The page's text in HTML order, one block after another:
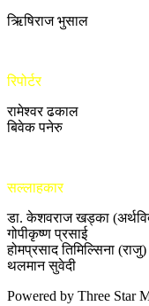
ऋिषिराज भुसाल
रिपोर्टर
रामेश्वर ढकाल
बिवेक पनेरु
सल्लाहकार
डा. केशवराज खड्का
गोपीकृष्ण प्रसाई
होमप्रसाद तिमिल्सिना (राजु)
थलमान सुवेदी
Powered by Three Star